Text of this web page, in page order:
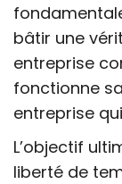
bâtir une
entreprise
fonctionne
entreprise
L’objectif
liberté de